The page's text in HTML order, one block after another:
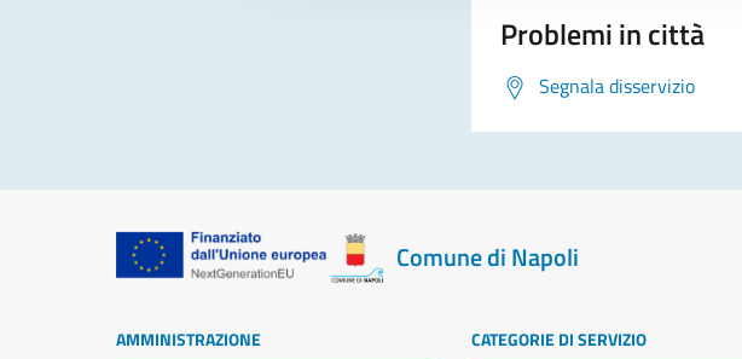
Problemi in città
Segnala disservizio
Comune di Napoli
AMMINISTRAZIONE CATEGORIE DI SERVIZIO